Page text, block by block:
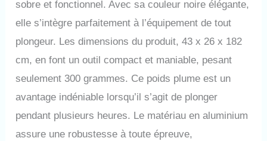
Interrupteur mécanique
multifonction avec 4 options :
Low (160 lumens - 375 min),
Flash/SOS (390 min) et Off.
double-clic anti-démarrage
accidentel. BATTERIE
LONGUE AUTONOMIE -
Jusqu'à 135 minutes en
sobre et fonctionnel. Avec sa couleur noire élégante,
elle s’intègre parfaitement à l’équipement de tout
plongeur. Les dimensions du produit, 43 x 26 x 182
cm, en font un outil compact et maniable, pesant
seulement 300 grammes. Ce poids plume est un
avantage indéniable lorsqu’il s’agit de plonger
pendant plusieurs heures. Le matériau en aluminium
assure une robustesse à toute épreuve,